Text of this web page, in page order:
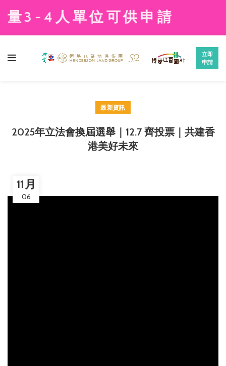
3-4人單位可供申請
立即
申請
最新資訊
2025年立法會換屆選舉｜12.7 齊投票｜共建香
港美好未來
11 月
06